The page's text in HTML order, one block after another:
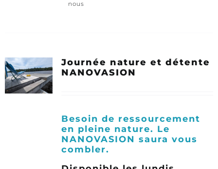
nous
Journée nature et détente
NANOVASION
Besoin de ressourcement
en pleine nature. Le
NANOVASION saura vous
combler.